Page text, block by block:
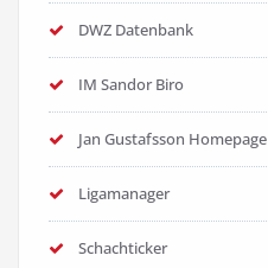
DWZ Datenbank
IM Sandor Biro
Jan Gustafsson Homepage
Ligamanager
Schachticker